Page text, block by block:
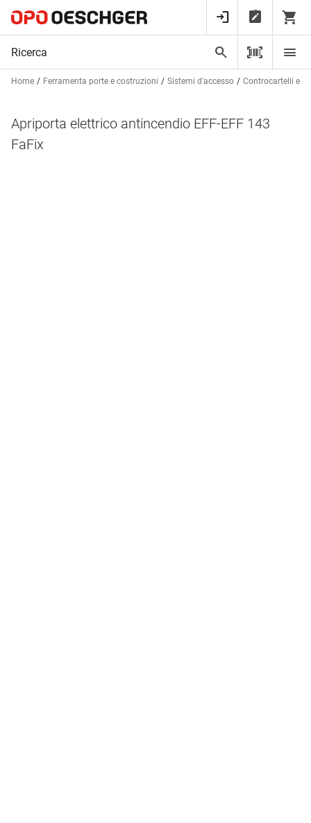
Home Ferramenta porte e costruzioni Sistemi d'accesso Controcartelli
Apriporta elettrico antincendio EFF-EFF 143
FaFix